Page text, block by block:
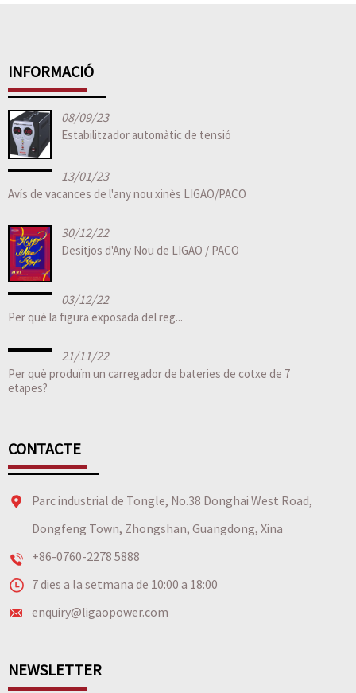
INFORMACIÓ
08/09/23
Estabilitzador automàtic de tensió
13/01/23
Avís de vacances de l'any nou xinès LIGAO/PACO
30/12/22
Desitjos d'Any Nou de LIGAO / PACO
03/12/22
Per què la figura exposada del reg...
21/11/22
Per què produïm un carregador de bateries de cotxe de 7
etapes?
CONTACTE
Parc industrial de Tongle, No.38 Donghai West Road,
Dongfeng Town, Zhongshan, Guangdong, Xina
+86-0760-2278 5888
7 dies a la setmana de 10:00 a 18:00
enquiry@ligaopower.com
NEWSLETTER